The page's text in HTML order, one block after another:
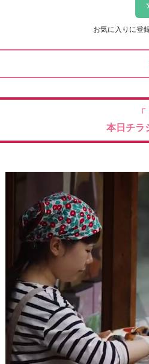
お気に入りに登
「
本日チラ